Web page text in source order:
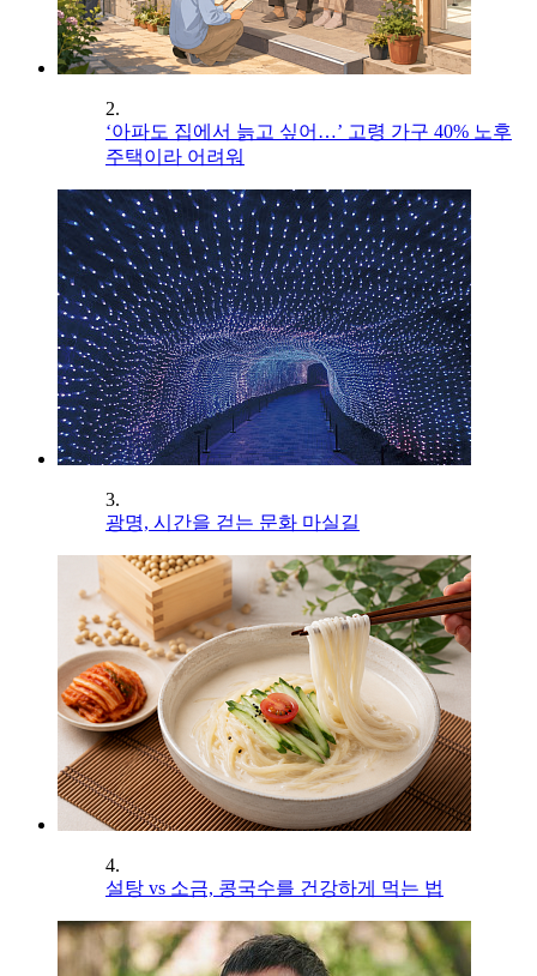
2.
‘아파도 집에서 늙고 싶어…’ 고령 가구 40% 노후
주택이라 어려워
3.
광명, 시간을 걷는 문화 마실길
4.
설탕 vs 소금, 콩국수를 건강하게 먹는 법